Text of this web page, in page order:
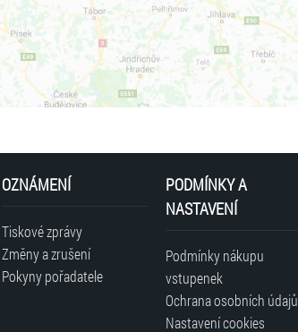
OZNÁMENÍ
Tiskové zprávy
Změny a zrušení
Pokyny pořadatele
PODMÍNKY A
NASTAVENÍ
Podmínky nákupu
vstupenek
Ochrana osobních údajů
Nastavení cookies